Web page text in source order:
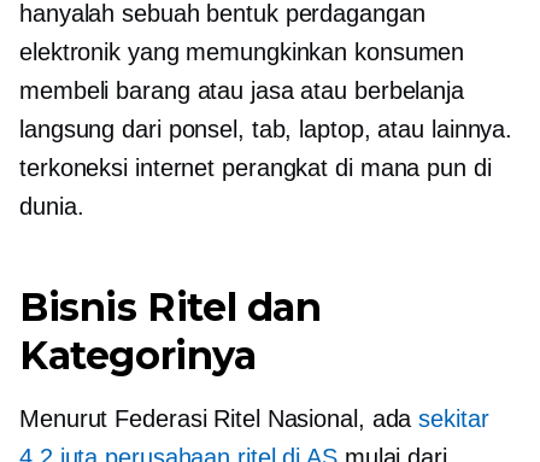
hanyalah sebuah bentuk perdagangan
elektronik yang memungkinkan konsumen
membeli barang atau jasa atau berbelanja
langsung dari ponsel, tab, laptop, atau lainnya.
terkoneksi internet perangkat di mana pun di
dunia.
Bisnis Ritel dan
Kategorinya
Menurut Federasi Ritel Nasional, adasekitar